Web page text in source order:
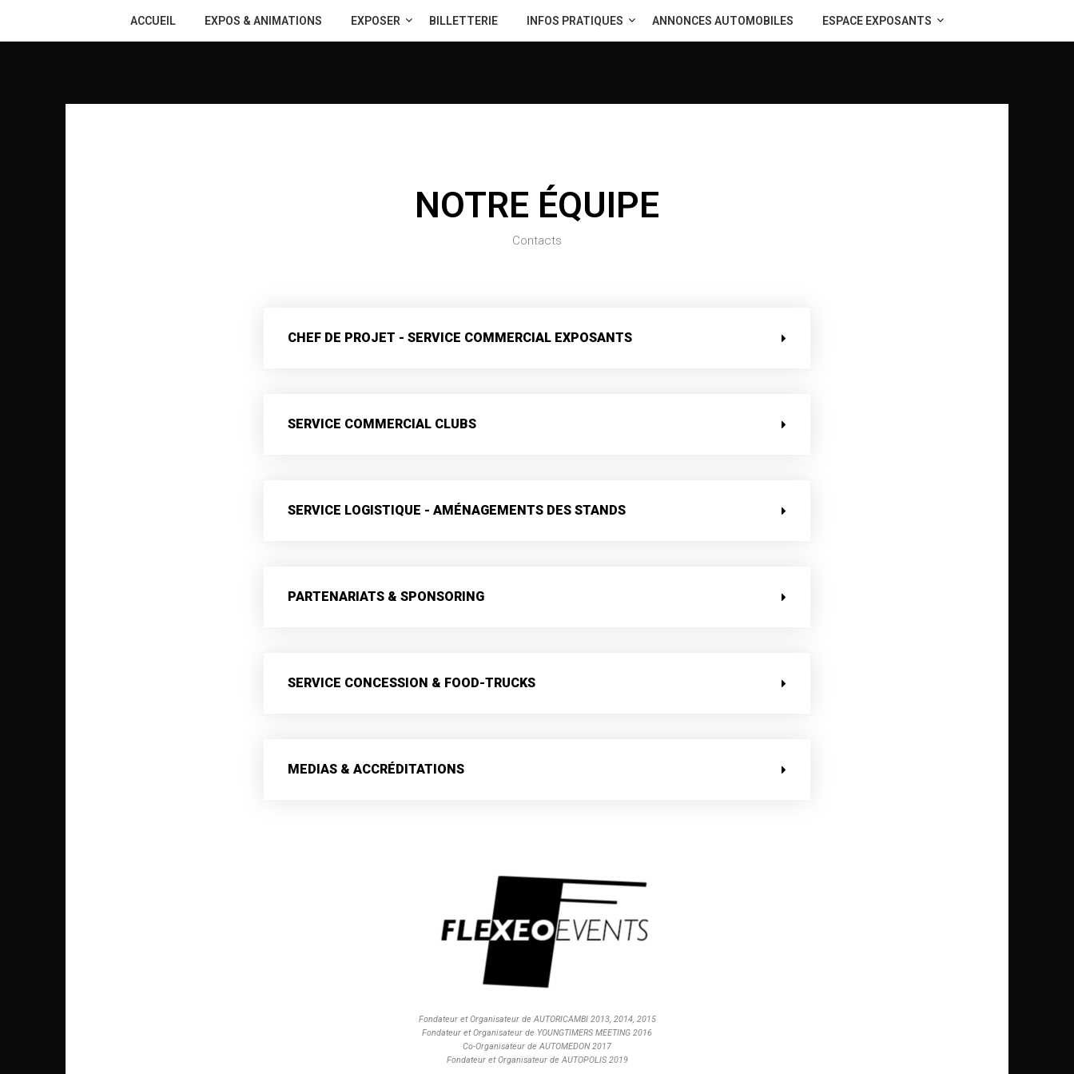
ACCUEIL EXPOS & ANIMATIONS EXPOSER BILLETTERIE INFOS PRATIQUES ANNONCES AUTOMOBILES ESPACE EXPOSANTS
NOTRE ÉQUIPE
Contacts
CHEF DE PROJET - SERVICE COMMERCIAL EXPOSANTS
SERVICE COMMERCIAL CLUBS
SERVICE LOGISTIQUE - AMÉNAGEMENTS DES STANDS
PARTENARIATS & SPONSORING
SERVICE CONCESSION & FOOD-TRUCKS
MEDIAS & ACCRÉDITATIONS
Fondateur et Organisateur de AUTORICAMBI 2013, 2014, 2015
Fondateur et Organisateur de YOUNGTIMERS MEETING 2016
Co-Organisateur de AUTOMEDON 2017
Fondateur et Organisateur de AUTOPOLIS 2019